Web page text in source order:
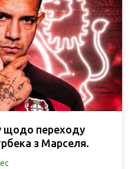
щодо переходу
з Марселя.